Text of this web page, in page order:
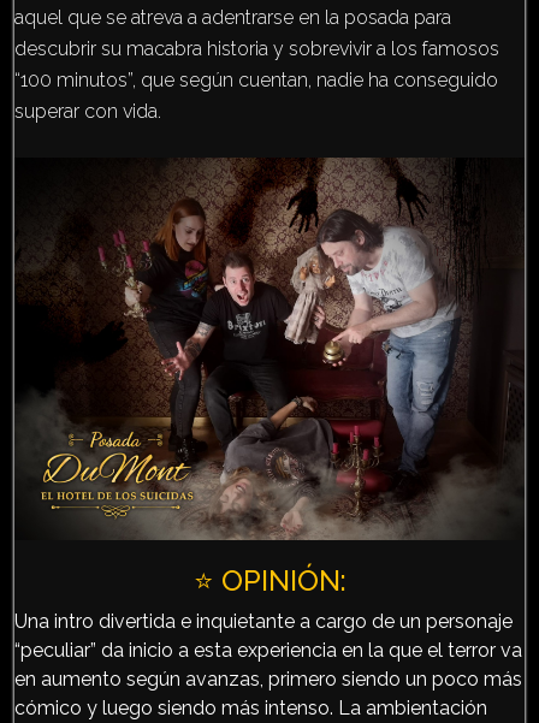
aquel que se atreva a adentrarse en la posada para
descubrir su macabra historia y sobrevivir a los famosos
“100 minutos”, que según cuentan, nadie ha conseguido
superar con vida.
⭐️ OPINIÓN:
Una intro divertida e inquietante a cargo de un personaje
“peculiar” da inicio a esta experiencia en la que el terror va
en aumento según avanzas, primero siendo un poco más
cómico y luego siendo más intenso. La ambientación